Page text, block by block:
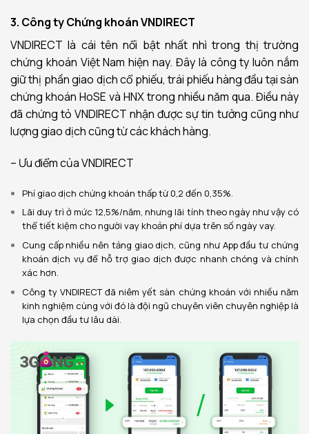
3. Công ty Chứng khoán VNDIRECT
VNDIRECTlà cái tên nổi bật nhất nhì trong thị trường
chứng khoán Việt Nam hiện nay. Đây là công ty luôn nắm
giữ thị phần giao dịch cổ phiếu, trái phiếu hàng đầu tại sàn
chứng khoán HoSE và HNX trong nhiều năm qua. Điều này
đã chứng tỏ VNDIRECT nhận được sự tin tưởng cũng như
lượng giao dịch cũng từ các khách hàng.
– Ưu điểm của VNDIRECT
Phí giao dịch chứng khoán thấp từ 0,2 đến 0,35%.
Lãi duy trì ở mức 12,5%/năm, nhưng lãi tính theo ngày như vậy có
thể tiết kiệm cho người vay khoản phí dựa trên số ngày vay.
Cung cấp nhiều nên tảng giao dịch, cũng như App đầu tư chứng
khoán dịch vụ để hỗ trợ giao dịch được nhanh chóng và chính
xác hơn.
Công ty VNDIRECT đã niêm yết sàn chứng khoán với nhiều năm
kinh nghiệm cùng với đó là đội ngũ chuyên viên chuyên nghiệp là
lựa chọn đầu tư lâu dài.